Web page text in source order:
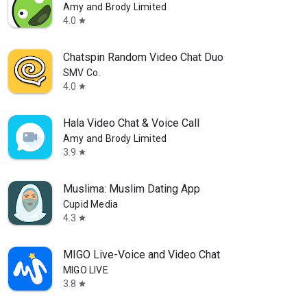
Amy and Brody Limited
4.0 star
Chatspin Random Video Chat Duo
SMV Co.
4.0 star
Hala Video Chat & Voice Call
Amy and Brody Limited
3.9 star
Muslima: Muslim Dating App
Cupid Media
4.3 star
MIGO Live-Voice and Video Chat
MIGO LIVE
3.8 star